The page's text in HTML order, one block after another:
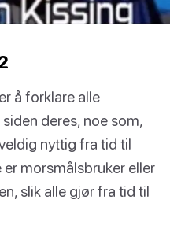
å forklare alle
deres, noe som,
nyttig fra tid til
er morsmålsbruker eller
slik alle gjør fra tid til